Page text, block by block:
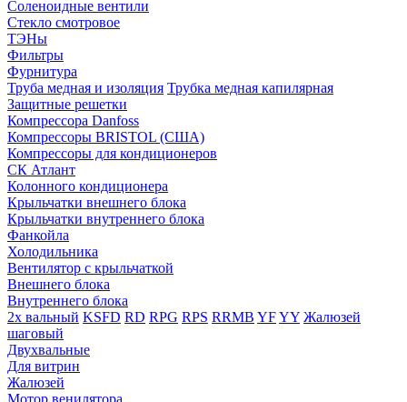
Соленоидные вентили
Стекло смотровое
ТЭНы
Фильтры
Фурнитура
Труба медная и изоляция Трубка медная капилярная
Защитные решетки
Компрессора Danfoss
Компрессоры BRISTOL (США)
Компрессоры для кондиционеров
СК Атлант
Колонного кондиционера
Крыльчатки внешнего блока
Крыльчатки внутреннего блока
Фанкойла
Холодильника
Вентилятор с крыльчаткой
Внешнего блока
Внутреннего блока
2х вальный KSFD RD RPG RPS RRMB YFYY Жалюзей
шаговый
Двухвальные
Для витрин
Жалюзей
Мотор венилятора